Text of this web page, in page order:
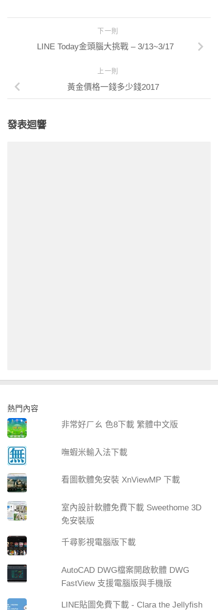
下一則
LINE Today金頭腦大挑戰 – 3/13~3/17
上一則
黃金價格一錢多少錢2017
發表迴響
熱門內容
非常好ㄏㄠ 色8下載 繁體中文版
嘸蝦米輸入法下載
看圖軟體免安裝 XnViewMP 下載
室內設計軟體免費下載 Sweethome 3D
免安裝版
千尋影視電腦版下載
AutoCAD DWG檔案開啟軟體 DWG
FastView 支援電腦版與手機版
LINE貼圖免費下載 - Clara the Jellyfish